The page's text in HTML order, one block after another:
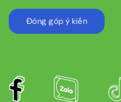
Đóng góp ý kiến